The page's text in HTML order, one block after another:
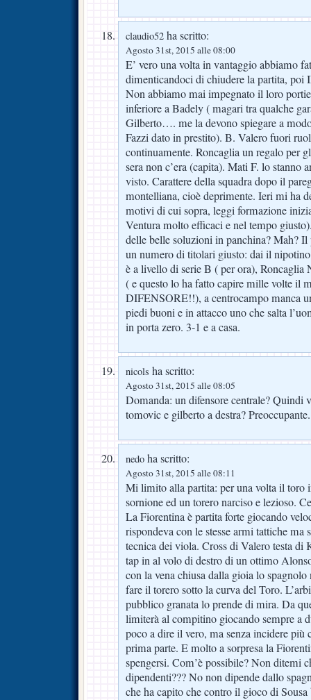
claudio52 ha scritto:
Agosto 31st, 2015 alle 08:00
E’ vero una volta in vantaggio abbiamo
dimenticandoci di chiudere la partita,
Non abbiamo mai impegnato il loro
inferiore a Badely ( magari tra qualche
Gilberto…. me la devono spiegare a
Fazzi dato in prestito). B. Valero fuori
continuamente. Roncaglia un regalo per
sera non c’era (capita). Mati F. lo stanno
visto. Carattere della squadra dopo il
montelliana, cioè deprimente. Ieri mi ha
motivi di cui sopra, leggi formazione
Ventura molto efficaci e nel tempo
delle belle soluzioni in panchina? Mah?
un numero di titolari giusto: dai il
è a livello di serie B ( per ora), Roncaglia
( e questo lo ha fatto capire mille volte il
DIFENSORE!!), a centrocampo manca
piedi buoni e in attacco uno che salta
in porta zero. 3-1 e a casa.
nicols ha scritto:
Agosto 31st, 2015 alle 08:05
Domanda: un difensore centrale? Quindi
tomovic e gilberto a destra? Preoccupante.
nedo ha scritto:
Agosto 31st, 2015 alle 08:11
Mi limito alla partita: per una volta il toro
sornione ed un torero narciso e lezioso.
La Fiorentina è partita forte giocando
rispondeva con le stesse armi tattiche ma
tecnica dei viola. Cross di Valero testa di
tap in al volo di destro di un ottimo
con la vena chiusa dalla gioia lo
fare il torero sotto la curva del Toro.
pubblico granata lo prende di mira. Da
limiterà al compitino giocando sempre a
poco a dire il vero, ma senza incidere più
prima parte. E molto a sorpresa la
spengersi. Com’è possibile? Non ditemi
dipendenti??? No non dipende dallo
che ha capito che contro il gioco di Sousa